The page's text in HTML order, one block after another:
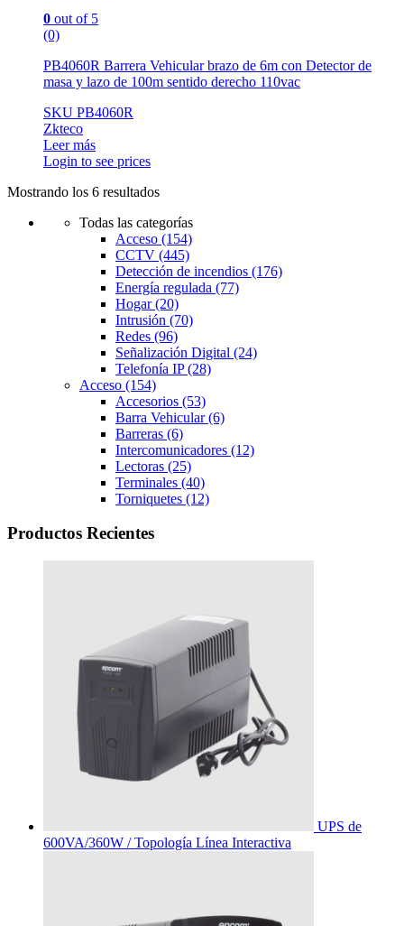
0 out of 5
(0)
PB4060R Barrera Vehicular brazo de 6m con Detector de
masa y lazo de 100m sentido derecho 110vac
SKU PB4060R
Zkteco
Leer más
Login to see prices
Mostrando los 6 resultados
Todas las categorías
Acceso (154)
CCTV (445)
Detección de incendios (176)
Energía regulada (77)
Hogar(20)
Intrusión (70)
Redes (96)
Señalización Digital (24)
Telefonía IP(28)
Acceso (154)
Accesorios (53)
Barra Vehicular(6)
Barreras (6)
Intercomunicadores (12)
Lectoras (25)
Terminales (40)
Torniquetes (12)
Productos Recientes
UPS de
600VA/360W / Topología Línea Interactiva